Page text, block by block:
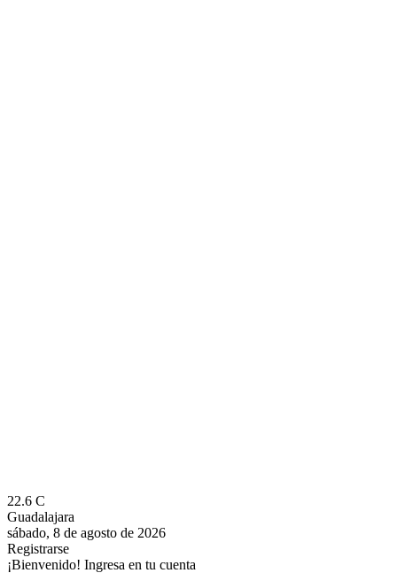
22.6 C
Guadalajara
sábado, 8 de agosto de 2026
Registrarse
¡Bienvenido! Ingresa en tu cuenta